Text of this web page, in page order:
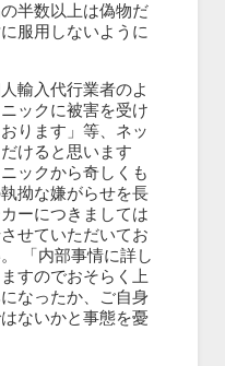
半数以上は偽物だ
服用しないように
輸入代行業者のよ
ックに被害を受け
ります」等、ネッ
けると思います
ックから奇しくも
拗な嫌がらせを長
ーにつきましては
せていただいてお
「内部事情に詳し
すのでおそらく上
なったか、ご自身
ないかと事態を憂